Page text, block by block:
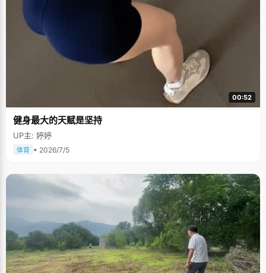
00:52
健身最大的天赋是坚持
UP主: 婷婷
体育 • 2026/7/5